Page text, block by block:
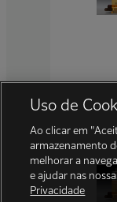
Uso de
Ao clicar em
armazenamento
melhorar a
e ajudar nas
Privacidade